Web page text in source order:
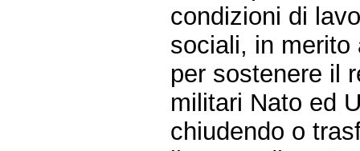
condizioni di
sociali, in
per sostenere il
militari Nato ed
chiudendo o